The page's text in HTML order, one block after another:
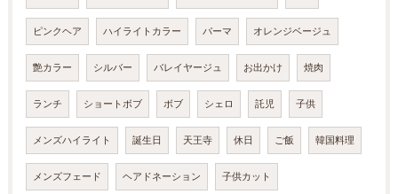
ピンクヘア ハイライトカラー パーマ オレンジベージュ
艶カラー シルバー バレイヤージュ お出かけ 焼肉
ランチ ショートボブ ボブ シェロ 託児 子供
メンズハイライト 誕生日 天王寺 休日 ご飯 韓国料理
メンズフェード ヘアドネーション 子供カット